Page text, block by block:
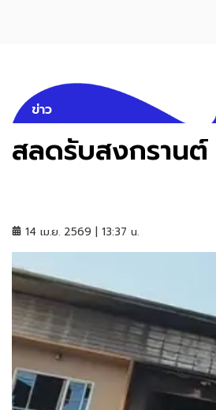
ข่าว
สลดรับสงกรานต์
14 เม.ย. 2569 | 13:37 น.